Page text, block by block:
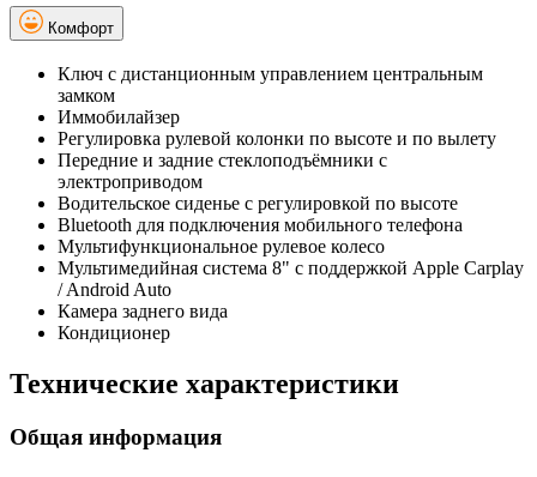
Комфорт
Ключ с дистанционным управлением центральным
замком
Иммобилайзер
Регулировка рулевой колонки по высоте и по вылету
Передние и задние стеклоподъёмники с
электроприводом
Водительское сиденье с регулировкой по высоте
Bluetooth для подключения мобильного телефона
Мультифункциональное рулевое колесо
Мультимедийная система 8" с поддержкой Apple Carplay
/ Android Auto
Камера заднего вида
Кондиционер
Технические характеристики
Общая информация